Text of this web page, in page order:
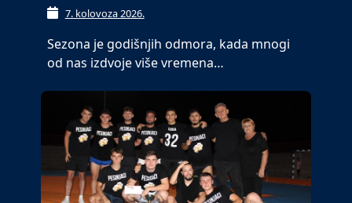
7. kolovoza 2026.
Sezona je godišnjih odmora, kada mnogi
od nas izdvoje više vremena…